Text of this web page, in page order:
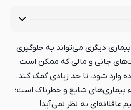
دیگری می‌تواند به جلوگیری
جانی و مالی که ممکن است
وارد شود، تا حد زیادی کمک کند.
بیماری‌های شایع و خطرناک است؛
عاقلانه‌ای به نظر نمی‌آید!